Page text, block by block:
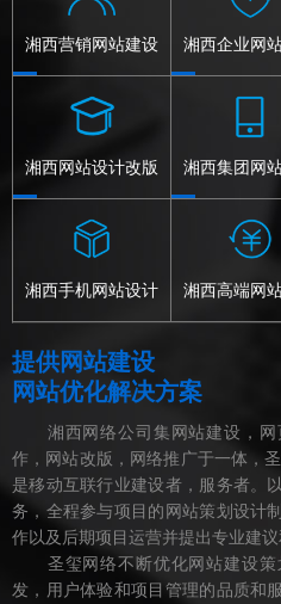
湘西营销网站建设 湘西企业网
湘西网站设计改版 湘西集团网
湘西手机网站设计 湘西高端网
提供网站建设
网站优化解决方案
湘西网络公司集网站建设，网
作，网站改版，网络推广于一体，
是移动互联行业建设者，服务者。
务，全程参与项目的网站策划设计
作以及后期项目运营并提出专业建议
圣玺网络不断优化网站建设策
发，用户体验和项目管理的品质和